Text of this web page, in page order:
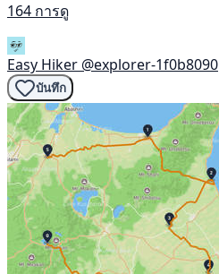
164 การดู
Easy Hiker @explorer-1f0b8090
บันทึก